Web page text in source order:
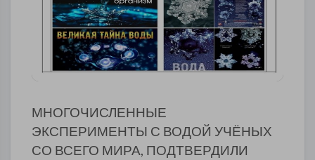
МНОГОЧИСЛЕННЫЕ
ЭКСПЕРИМЕНТЫ С ВОДОЙ УЧЁНЫХ
СО ВСЕГО МИРА, ПОДТВЕРДИЛИ